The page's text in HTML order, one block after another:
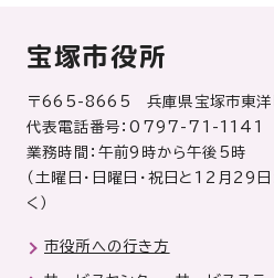
宝塚市役所
〒665-8665 兵庫県宝塚市東洋
代表電話番号：0797-71-1141
業務時間：午前9時から午後5時
（土曜日・日曜日・祝日と12月29
く）
市役所への行き方